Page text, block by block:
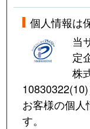
個人情報は
当
定
株
10830322(10)
お客様の個人
す。